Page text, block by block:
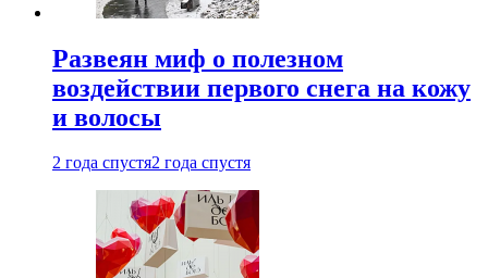
Развеян миф о полезном
воздействии первого снега на кожу
и волосы
2 года спустя2 года спустя